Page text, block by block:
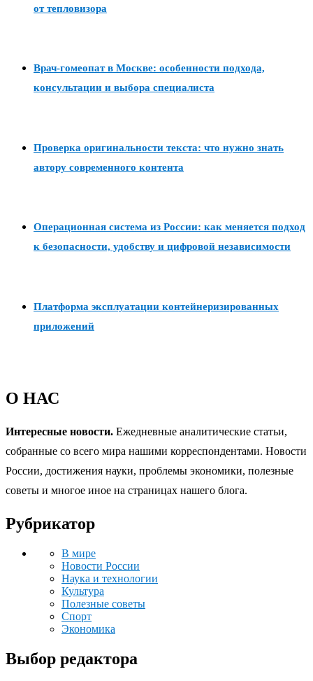
от тепловизора
Врач-гомеопат в Москве: особенности подхода,
консультации и выбора специалиста
Проверка оригинальности текста: что нужно знать
автору современного контента
Операционная система из России: как меняется подход
к безопасности, удобству и цифровой независимости
Платформа эксплуатации контейнеризированных
приложений
О НАС
Интересные новости. Ежедневные аналитические статьи,
собранные со всего мира нашими корреспондентами. Новости
России, достижения науки, проблемы экономики, полезные
советы и многое иное на страницах нашего блога.
Рубрикатор
В мире
Новости России
Наука и технологии
Культура
Полезные советы
Спорт
Экономика
Выбор редактора